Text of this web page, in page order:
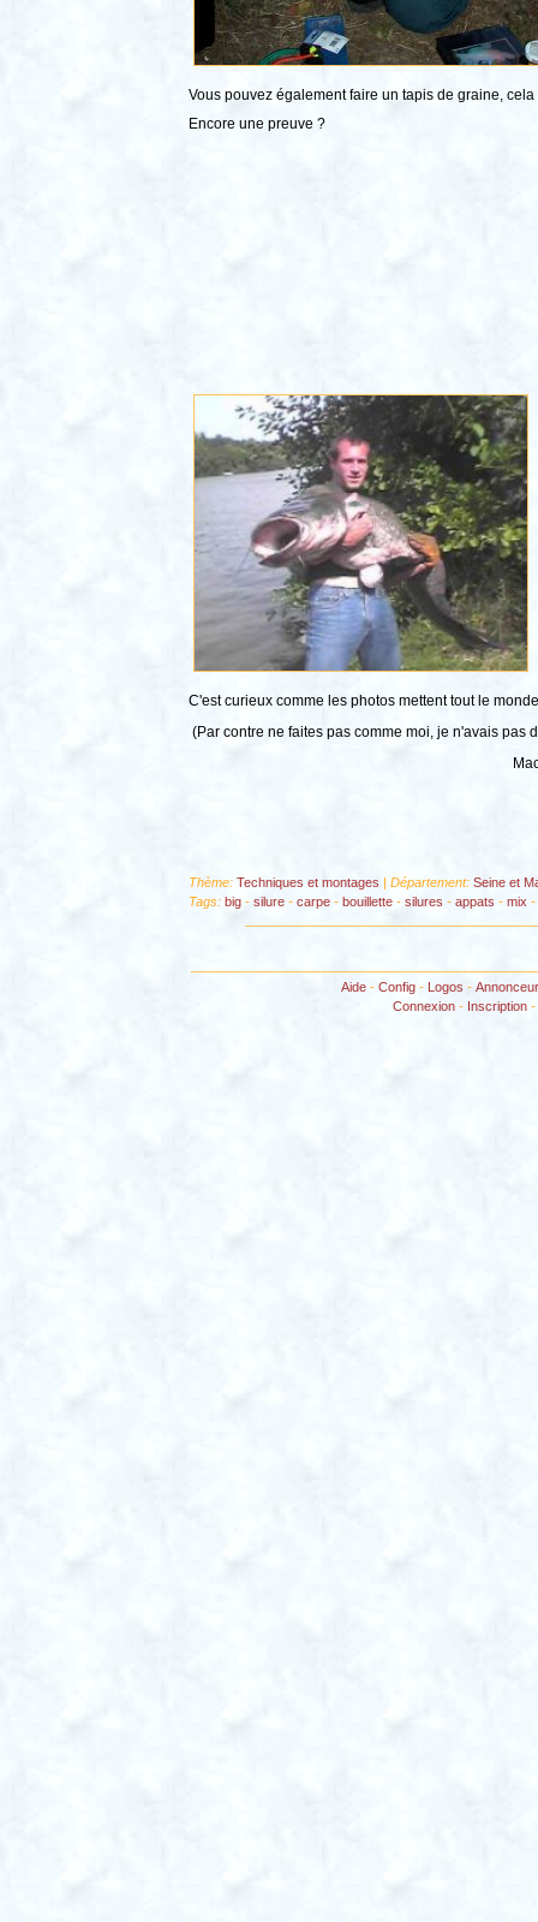
Vous pouvez également faire un tapis de graine,
Encore une preuve ?
C'est curieux comme les photos mettent tout le
(Par contre ne faites pas comme moi, je n'avais pas
Maco
Thème: Techniques et montages | Département: Seine et
Tags: big- silure- carpe- bouillette- silures - appats - mix -
Aide- Config- Logos -
Connexion - Inscription -